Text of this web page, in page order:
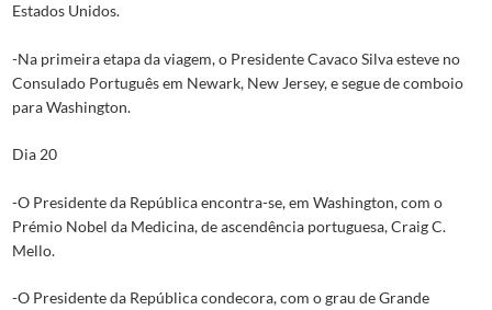
Estados Unidos.
-Na primeira etapa da viagem, o Presidente Cavaco Silva esteve no
Consulado Português em Newark, New Jersey, e segue de comboio
para Washington.
Dia 20
-O Presidente da República encontra-se, em Washington, com o
Prémio Nobel da Medicina, de ascendência portuguesa, Craig C.
Mello.
-O Presidente da República condecora, com o grau de Grande